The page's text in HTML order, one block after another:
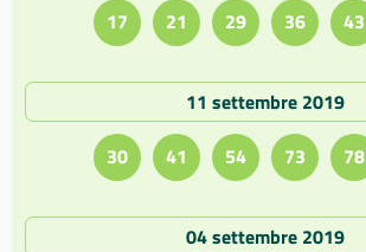
17
21 29 36 43
11 settembre 2019
30
41 54 73 78
04 settembre 2019